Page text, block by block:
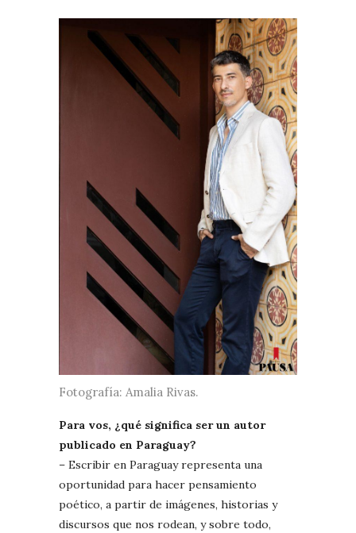
Fotografía: Amalia Rivas.
Para vos, ¿qué significa ser un autor
publicado en Paraguay?
– Escribir en Paraguay representa una
oportunidad para hacer pensamiento
poético, a partir de imágenes, historias y
discursos que nos rodean, y sobre todo,